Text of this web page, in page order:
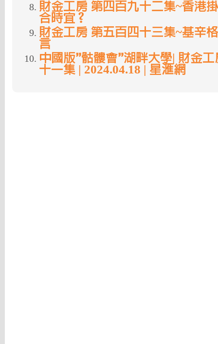
財金工房 第四百九十二集~香港
合時宜？
財金工房 第五百四十三集~基辛
言
中國版”骷髏會”湖畔大學| 財金
十一集 | 2024.04.18 | 星滙網